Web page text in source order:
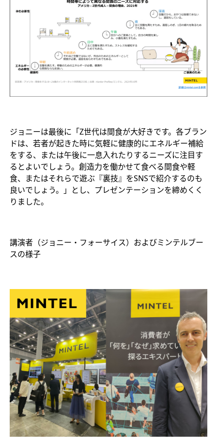
ジョニーは最後に「Z世代は間食が大好きです。各ブラン
ドは、若者が起きた時に気軽に健康的にエネルギー補給
をする、または午後に一息入れたりするニーズに注目す
るとよいでしょう。創造力を働かせて食べる間食や軽
食、またはそれらで遊ぶ『裏技』をSNSで紹介するのも
良いでしょう。」とし、プレゼンテーションを締めくく
りました。
講演者（ジョニー・フォーサイス）およびミンテルブー
スの様子